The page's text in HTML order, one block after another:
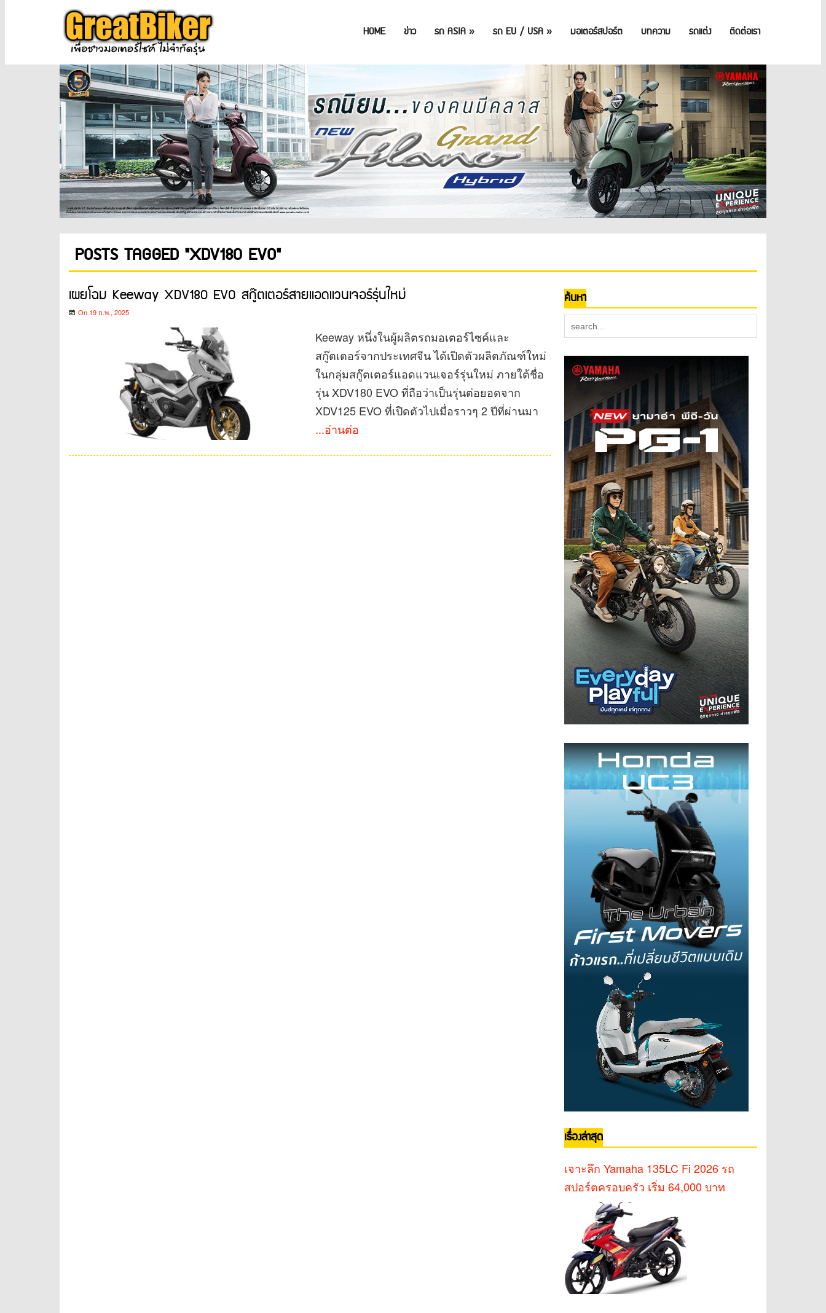
HOME ข่าว รถ ASIA » รถ EU / USA » มอเตอร์สปอร์ต บทความ รถแต่ง ติดต่อเรา
POSTS TAGGED "XDV180 EVO"
เผยโฉม Keeway XDV180 EVO สกู๊ตเตอร์สายแอดแวนเจอร์รุ่นใหม่
On 19 ก.พ., 2025
Keeway หนึ่งในผู้ผลิตรถมอเตอร์ไซค์และ
สกู๊ตเตอร์จากประเทศจีน ได้เปิดตัวผลิตภัณฑ์ใหม่
ในกลุ่มสกู๊ตเตอร์แอดแวนเจอร์รุ่นใหม่ ภายใต้ชื่อ
รุ่น XDV180 EVO ที่ถือว่าเป็นรุ่นต่อยอดจาก
XDV125 EVO ที่เปิดตัวไปเมื่อราวๆ 2 ปีที่ผ่านมา
...อ่านต่อ
ค้นหา
เรื่องล่าสุด
เจาะลึก Yamaha 135LC Fi 2026 รถ
สปอร์ตครอบครัว เริ่ม 64,000 บาท